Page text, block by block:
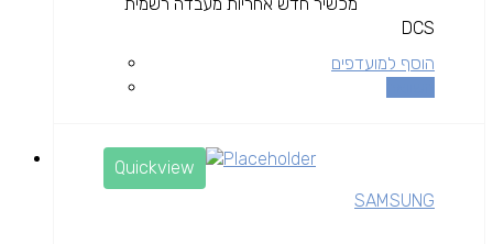
DCS
הוסף למועדפים
Quickview
SAMSUNG